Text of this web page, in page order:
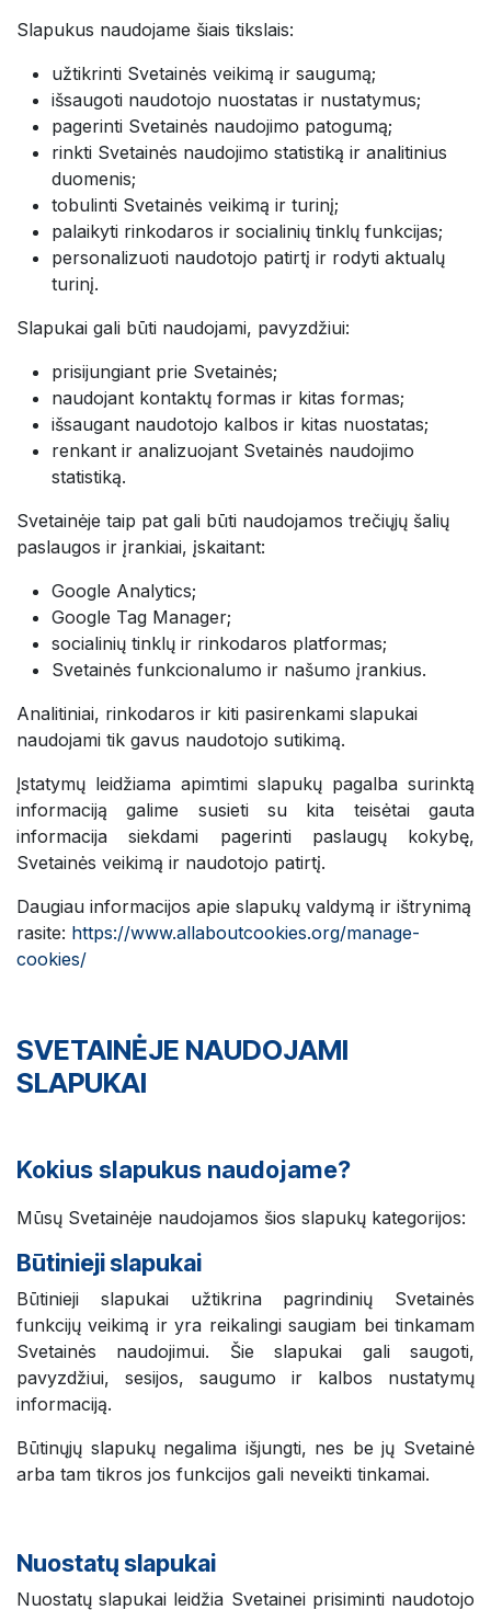
Slapukus naudojame šiais tikslais:
užtikrinti Svetainės veikimą ir saugumą;
išsaugoti naudotojo nuostatas ir nustatymus;
pagerinti Svetainės naudojimo patogumą;
rinkti Svetainės naudojimo statistiką ir analitinius
duomenis;
tobulinti Svetainės veikimą ir turinį;
palaikyti rinkodaros ir socialinių tinklų funkcijas;
personalizuoti naudotojo patirtį ir rodyti aktualų
turinį.
Slapukai gali būti naudojami, pavyzdžiui:
prisijungiant prie Svetainės;
naudojant kontaktų formas ir kitas formas;
išsaugant naudotojo kalbos ir kitas nuostatas;
renkant ir analizuojant Svetainės naudojimo
statistiką.
Svetainėje taip pat gali būti naudojamos trečiųjų šalių
paslaugos ir įrankiai, įskaitant:
Google Analytics;
Google Tag Manager;
socialinių tinklų ir rinkodaros platformas;
Svetainės funkcionalumo ir našumo įrankius.
Analitiniai, rinkodaros ir kiti pasirenkami slapukai
naudojami tik gavus naudotojo sutikimą.
Įstatymų leidžiama apimtimi slapukų pagalba surinktą
informaciją galime susieti su kita teisėtai gauta
informacija siekdami pagerinti paslaugų kokybę,
Svetainės veikimą ir naudotojo patirtį.
Daugiau informacijos apie slapukų valdymą ir ištrynimą
rasite: https://www.allaboutcookies.org/manage-
cookies/
SVETAINĖJE NAUDOJAMI
SLAPUKAI
Kokius slapukus naudojame?
Mūsų Svetainėje naudojamos šios slapukų kategorijos:
Būtinieji slapukai
Būtinieji slapukai užtikrina pagrindinių Svetainės
funkcijų veikimą ir yra reikalingi saugiam bei tinkamam
Svetainės naudojimui. Šie slapukai gali saugoti,
pavyzdžiui, sesijos, saugumo ir kalbos nustatymų
informaciją.
Būtinųjų slapukų negalima išjungti, nes be jų Svetainė
arba tam tikros jos funkcijos gali neveikti tinkamai.
Nuostatų slapukai
Nuostatų slapukai leidžia Svetainei prisiminti naudotojo